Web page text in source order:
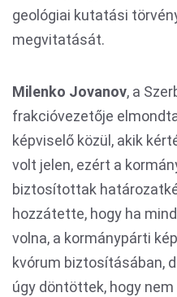
geológiai kutatási
megvitatását.
Milenko Jovanov, a
frakcióvezetője
képviselő közül, akik
volt jelen, ezért a
biztosítottak
hozzátette, hogy ha
volna, a kormánypárti
kvórum biztosításában,
úgy döntöttek, hogy